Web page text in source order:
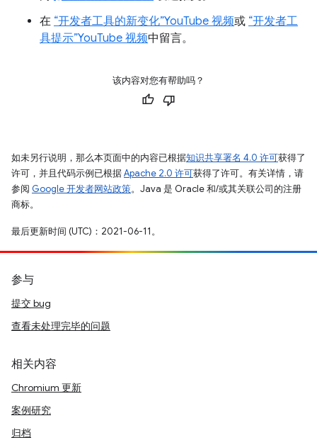
在 “开发者工具的新变化”YouTube 视频或 “开发者工
具提示”YouTube 视频中留言。
该内容对您有帮助吗？
如未另行说明，那么本页面中的内容已根据知识共享署名 4.0 许可获得了
许可，并且代码示例已根据Apache 2.0 许可获得了许可。有关详情，请
参阅 Google 开发者网站政策。Java 是 Oracle 和/或其关联公司的注册
商标。
最后更新时间 (UTC)：2021-06-11。
参与
提交 bug
查看未处理完毕的问题
相关内容
Chromium 更新
案例研究
归档